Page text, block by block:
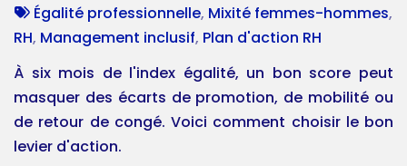
:
par
Tags
:
Égalité professionnelle, Mixité femmes-hommes,
RH, Management inclusif, Plan d'action RH
À six mois de l'index égalité, un bon score peut
masquer des écarts de promotion, de mobilité ou
de retour de congé. Voici comment choisir le bon
levier d'action.